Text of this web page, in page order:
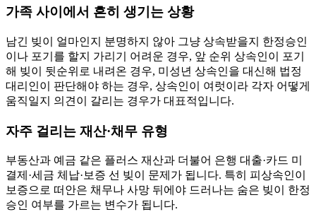
가족 사이에서 흔히 생기는 상황
남긴 빚이 얼마인지 분명하지 않아 그냥 상속받을지 한정승인
이나 포기를 할지 가리기 어려운 경우, 앞 순위 상속인이 포기
해 빚이 뒷순위로 내려온 경우, 미성년 상속인을 대신해 법정
대리인이 판단해야 하는 경우, 상속인이 여럿이라 각자 어떻게
움직일지 의견이 갈리는 경우가 대표적입니다.
자주 걸리는 재산·채무 유형
부동산과 예금 같은 플러스 재산과 더불어 은행 대출·카드 미
결제·세금 체납·보증 선 빚이 문제가 됩니다. 특히 피상속인이
보증으로 떠안은 채무나 사망 뒤에야 드러나는 숨은 빚이 한정
승인 여부를 가르는 변수가 됩니다.